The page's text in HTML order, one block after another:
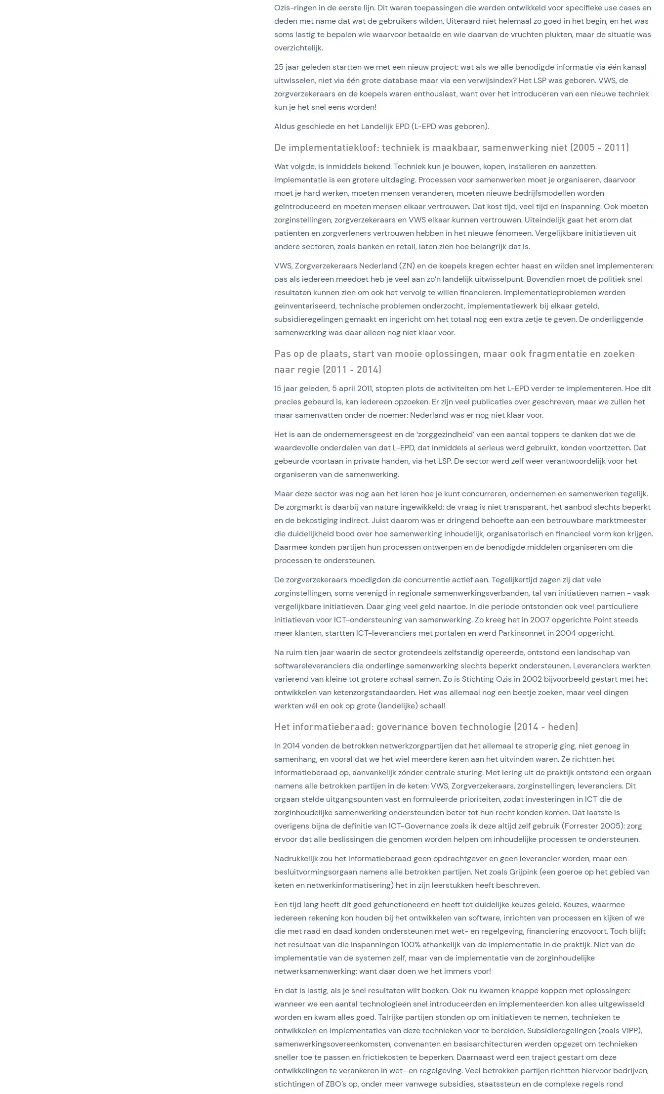
Ozis-ringen in de eerste lijn. Dit waren toepassingen die werden ontwikkeld voor specifieke use cases en
deden met name dat wat de gebruikers wilden. Uiteraard niet helemaal zo goed in het begin, en het was
soms lastig te bepalen wie waarvoor betaalde en wie daarvan de vruchten plukten, maar de situatie was
overzichtelijk.
25 jaar geleden startten we met een nieuw project: wat als we alle benodigde informatie via één kanaal
uitwisselen, niet via één grote database maar via een verwijsindex? Het LSP was geboren. VWS, de
zorgverzekeraars en de koepels waren enthousiast, want over het introduceren van een nieuwe techniek
kun je het snel eens worden!
Aldus geschiede en het Landelijk EPD (L-EPD was geboren).
De implementatiekloof: techniek is maakbaar, samenwerking niet (2005 - 2011)
Wat volgde, is inmiddels bekend. Techniek kun je bouwen, kopen, installeren en aanzetten.
Implementatie is een grotere uitdaging. Processen voor samenwerken moet je organiseren, daarvoor
moet je hard werken, moeten mensen veranderen, moeten nieuwe bedrijfsmodellen worden
geïntroduceerd en moeten mensen elkaar vertrouwen. Dat kost tijd, veel tijd en inspanning. Ook moeten
zorginstellingen, zorgverzekeraars en VWS elkaar kunnen vertrouwen. Uiteindelijk gaat het erom dat
patiënten en zorgverleners vertrouwen hebben in het nieuwe fenomeen. Vergelijkbare initiatieven uit
andere sectoren, zoals banken en retail, laten zien hoe belangrijk dat is.
VWS, Zorgverzekeraars Nederland (ZN) en de koepels kregen echter haast en wilden snel implementeren:
pas als iedereen meedoet heb je veel aan zo’n landelijk uitwisselpunt. Bovendien moet de politiek snel
resultaten kunnen zien om ook het vervolg te willen financieren. Implementatieproblemen werden
geïnventariseerd, technische problemen onderzocht, implementatiewerk bij elkaar geteld,
subsidieregelingen gemaakt en ingericht om het totaal nog een extra zetje te geven. De onderliggende
samenwerking was daar alleen nog niet klaar voor.
Pas op de plaats, start van mooie oplossingen, maar ook fragmentatie en zoeken
naar regie (2011 - 2014)
15 jaar geleden, 5 april 2011, stopten plots de activiteiten om het L-EPD verder te implementeren. Hoe dit
precies gebeurd is, kan iedereen opzoeken. Er zijn veel publicaties over geschreven, maar we zullen het
maar samenvatten onder de noemer: Nederland was er nog niet klaar voor.
Het is aan de ondernemersgeest en de ‘zorggezindheid’ van een aantal toppers te danken dat we de
waardevolle onderdelen van dat L-EPD, dat inmiddels al serieus werd gebruikt, konden voortzetten. Dat
gebeurde voortaan in private handen, via het LSP. De sector werd zelf weer verantwoordelijk voor het
organiseren van de samenwerking.
Maar deze sector was nog aan het leren hoe je kunt concurreren, ondernemen en samenwerken tegelijk.
De zorgmarkt is daarbij van nature ingewikkeld: de vraag is niet transparant, het aanbod slechts beperkt
en de bekostiging indirect. Juist daarom was er dringend behoefte aan een betrouwbare marktmeester
die duidelijkheid bood over hoe samenwerking inhoudelijk, organisatorisch en financieel vorm kon krijgen.
Daarmee konden partijen hun processen ontwerpen en de benodigde middelen organiseren om die
processen te ondersteunen.
De zorgverzekeraars moedigden de concurrentie actief aan. Tegelijkertijd zagen zij dat vele
zorginstellingen, soms verenigd in regionale samenwerkingsverbanden, tal van initiatieven namen - vaak
vergelijkbare initiatieven. Daar ging veel geld naartoe. In die periode ontstonden ook veel particuliere
initiatieven voor ICT-ondersteuning van samenwerking. Zo kreeg het in 2007 opgerichte Point steeds
meer klanten, startten ICT-leveranciers met portalen en werd Parkinsonnet in 2004 opgericht.
Na ruim tien jaar waarin de sector grotendeels zelfstandig opereerde, ontstond een landschap van
softwareleveranciers die onderlinge samenwerking slechts beperkt ondersteunen. Leveranciers werkten
variërend van kleine tot grotere schaal samen. Zo is Stichting Ozis in 2002 bijvoorbeeld gestart met het
ontwikkelen van ketenzorgstandaarden. Het was allemaal nog een beetje zoeken, maar veel dingen
werkten wél en ook op grote (landelijke) schaal!
Het informatieberaad: governance boven technologie (2014 - heden)
In 2014 vonden de betrokken netwerkzorgpartijen dat het allemaal te stroperig ging, niet genoeg in
samenhang, en vooral dat we het wiel meerdere keren aan het uitvinden waren. Ze richtten het
Informatieberaad op, aanvankelijk zónder centrale sturing. Met lering uit de praktijk ontstond een orgaan
namens alle betrokken partijen in de keten: VWS, Zorgverzekeraars, zorginstellingen, leveranciers. Dit
orgaan stelde uitgangspunten vast en formuleerde prioriteiten, zodat investeringen in ICT die de
zorginhoudelijke samenwerking ondersteunden beter tot hun recht konden komen. Dat laatste is
overigens bijna de definitie van ICT-Governance zoals ik deze altijd zelf gebruik (Forrester 2005): zorg
ervoor dat alle beslissingen die genomen worden helpen om inhoudelijke processen te ondersteunen.
Nadrukkelijk zou het informatieberaad geen opdrachtgever en geen leverancier worden, maar een
besluitvormingsorgaan namens alle betrokken partijen. Net zoals Grijpink (een goeroe op het gebied van
keten en netwerkinformatisering) het in zijn leerstukken heeft beschreven.
Een tijd lang heeft dit goed gefunctioneerd en heeft tot duidelijke keuzes geleid. Keuzes, waarmee
iedereen rekening kon houden bij het ontwikkelen van software, inrichten van processen en kijken of we
die met raad en daad konden ondersteunen met wet- en regelgeving, financiering enzovoort. Toch blijft
het resultaat van die inspanningen 100% afhankelijk van de implementatie in de praktijk. Niet van de
implementatie van de systemen zelf, maar van de implementatie van de zorginhoudelijke
netwerksamenwerking: want daar doen we het immers voor!
En dat is lastig, als je snel resultaten wilt boeken. Ook nu kwamen knappe koppen met oplossingen:
wanneer we een aantal technologieën snel introduceerden en implementeerden kon alles uitgewisseld
worden en kwam alles goed. Talrijke partijen stonden op om initiatieven te nemen, technieken te
ontwikkelen en implementaties van deze technieken voor te bereiden. Subsidieregelingen (zoals VIPP),
samenwerkingsovereenkomsten, convenanten en basisarchitecturen werden opgezet om technieken
sneller toe te passen en frictiekosten te beperken. Daarnaast werd een traject gestart om deze
ontwikkelingen te verankeren in wet- en regelgeving. Veel betrokken partijen richtten hiervoor bedrijven,
stichtingen of ZBO’s op, onder meer vanwege subsidies, staatssteun en de complexe regels rond